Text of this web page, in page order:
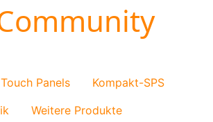
Panels
Kompakt-SPS
Weitere Produkte